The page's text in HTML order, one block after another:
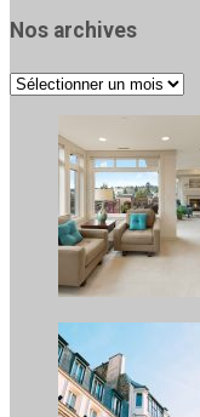
Nos archives
Nos